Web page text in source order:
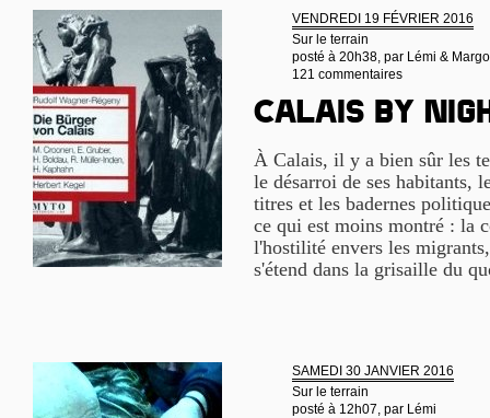
VENDREDI 19 FÉVRIER 2016
Sur le terrain
posté à 20h38, par Lémi & Margo
121 commentaires
Calais by
À Calais, il y a bien sûr les
le désarroi de ses habitants,
titres et les badernes
ce qui est moins montré : la
l'hostilité envers les
s'étend dans la grisaille du
SAMEDI 30 JANVIER 2016
Sur le terrain
posté à 12h07, par Lémi